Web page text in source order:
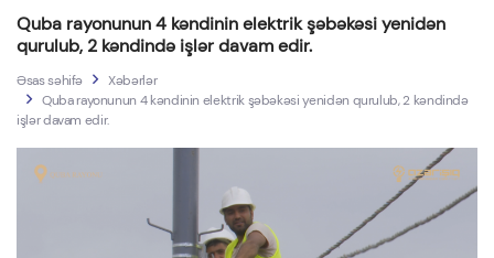
Quba rayonunun 4 kəndinin elektrik şəbəkəsi yenidən
qurulub, 2 kəndində işlər davam edir.
Əsas səhifə
Xəbərlər
Quba rayonunun 4 kəndinin elektrik şəbəkəsi yenidən qurulub, 2 kəndində
işlər davam edir.